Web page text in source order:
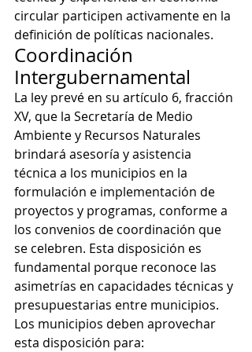
circular participen activamente en la
definición de políticas nacionales.
Coordinación
Intergubernamental
La ley prevé en su artículo 6, fracción
XV, que la Secretaría de Medio
Ambiente y Recursos Naturales
brindará asesoría y asistencia
técnica a los municipios en la
formulación e implementación de
proyectos y programas, conforme a
los convenios de coordinación que
se celebren. Esta disposición es
fundamental porque reconoce las
asimetrías en capacidades técnicas y
presupuestarias entre municipios.
Los municipios deben aprovechar
esta disposición para: